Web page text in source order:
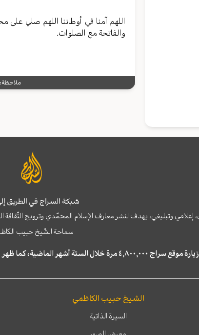
اللهم آمنا في أوطاننا اللهم صلي على
والفاتحة مع الصلوات.
شبكة السراج في الطريق
إعلامي وتبليغي، يهدف لنشر معارف الإسلام المحمّدي وترويج
سماحة الشّيخ حبيب
خلال الستة أشهر الماضية، كما ظهر في نتائج البحث في محركات البحث٢٢,٢٩٠,٠٠٠ مرّة.
الشيخ حبيب الكاظمي
السيرة الذاتية